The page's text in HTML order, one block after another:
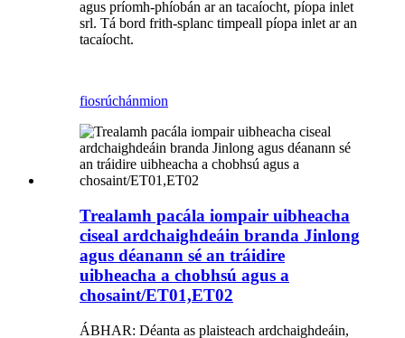
agus príomh-phíobán ar an tacaíocht, píopa inlet
srl. Tá bord frith-splanc timpeall píopa inlet ar an
tacaíocht.
fiosrúchánmion
Trealamh pacála iompair uibheacha
ciseal ardchaighdeáin branda Jinlong
agus déanann sé an tráidire
uibheacha a chobhsú agus a
chosaint/ET01,ET02
ÁBHAR: Déanta as plaisteach ardchaighdeáin,